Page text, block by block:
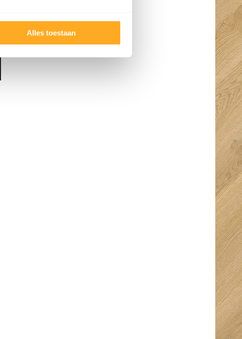
Alles toestaan